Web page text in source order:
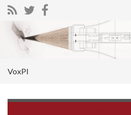
Search for:
VoxPI